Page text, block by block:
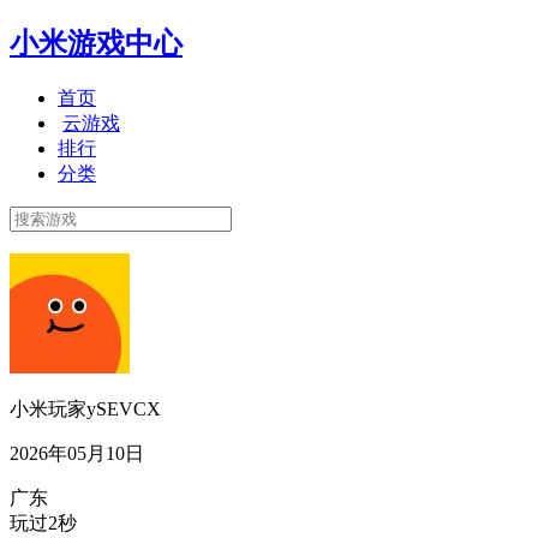
小米游戏中心
首页
云游戏
排行
分类
小米玩家ySEVCX
2026年05月10日
广东
玩过2秒